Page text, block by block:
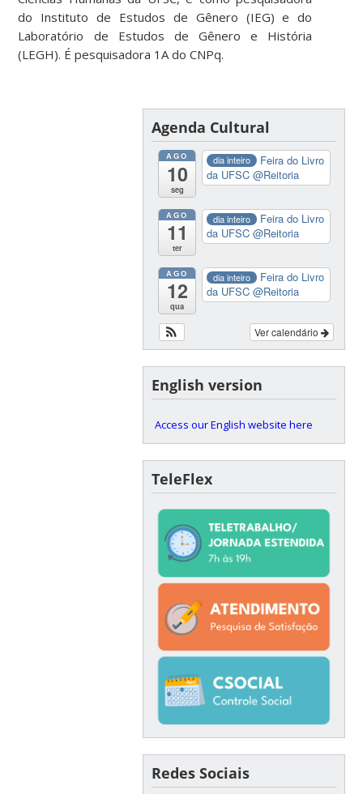
do Instituto de Estudos de Gênero (IEG) e do
Laboratório de Estudos de Gênero e História
(LEGH). É pesquisadora 1A do CNPq.
Agenda Cultural
AGO
10
seg
dia inteiro
Feira do Livro
da UFSC@Reitoria
AGO
11
ter
dia inteiro
Feira do Livro
da UFSC@Reitoria
AGO
12
qua
dia inteiro
Feira do Livro
da UFSC@Reitoria
Ver calendário
English version
Access our English website here
TeleFlex
Redes Sociais